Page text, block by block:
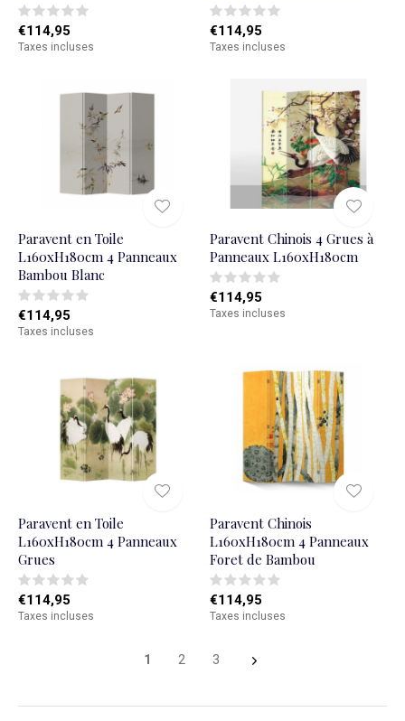
€114,95
Taxes incluses
€114,95
Taxes incluses
Paravent en Toile
L160xH180cm 4 Panneaux
Bambou Blanc
€114,95
Taxes incluses
Paravent Chinois 4 Grues à
Panneaux L160xH180cm
€114,95
Taxes incluses
Paravent en Toile
L160xH180cm 4 Panneaux
Grues
€114,95
Taxes incluses
Paravent Chinois
L160xH180cm 4 Panneaux
Foret de Bambou
€114,95
Taxes incluses
1 2 3